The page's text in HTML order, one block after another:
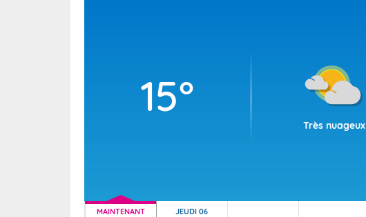
15°
Très nuageux
MAINTENANT JEUDI 06